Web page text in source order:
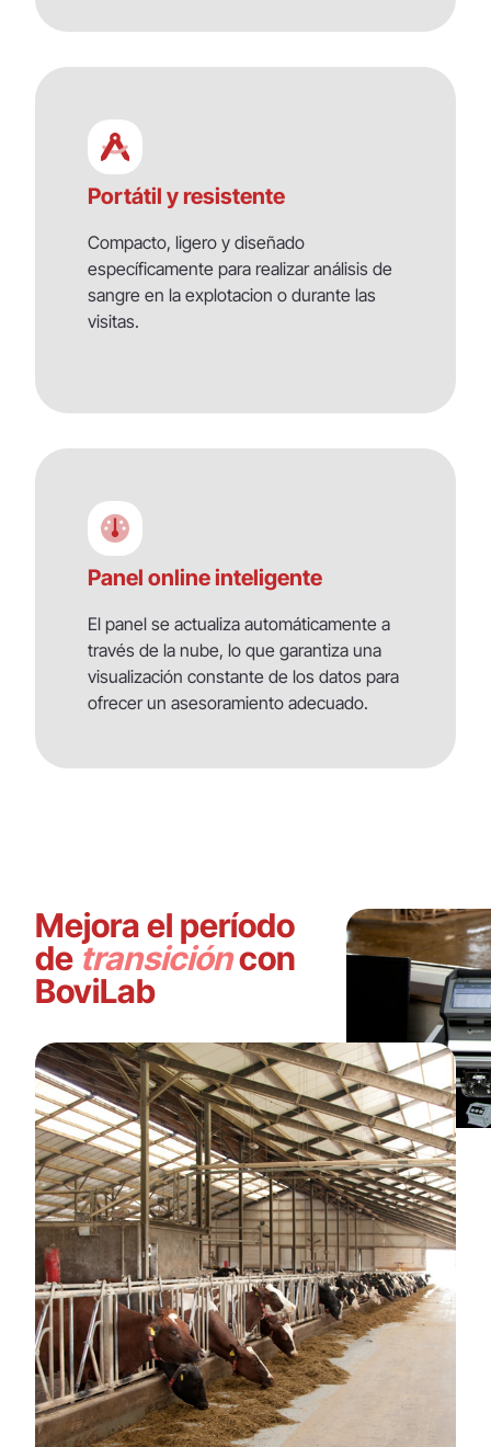
Portátil y resistente
Compacto, ligero y diseñado
específicamente para realizar análisis de
sangre en la explotacion o durante las
visitas.
Panel online inteligente
El panel se actualiza automáticamente a
través de la nube, lo que garantiza una
visualización constante de los datos para
ofrecer un asesoramiento adecuado.
Mejora el período
de transicióncon
BoviLab